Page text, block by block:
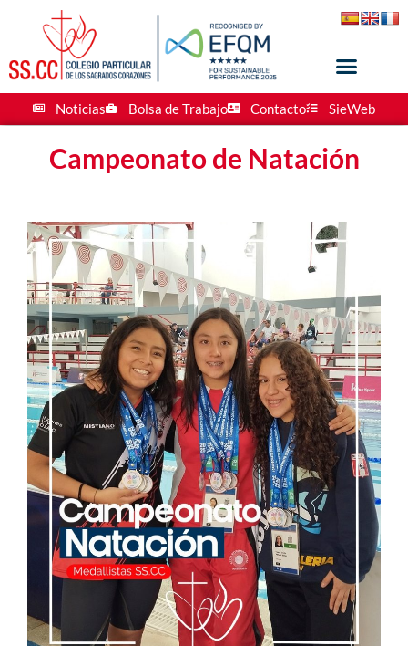
Noticias Bolsa de Trabajo Contacto SieWeb
Campeonato de Natación